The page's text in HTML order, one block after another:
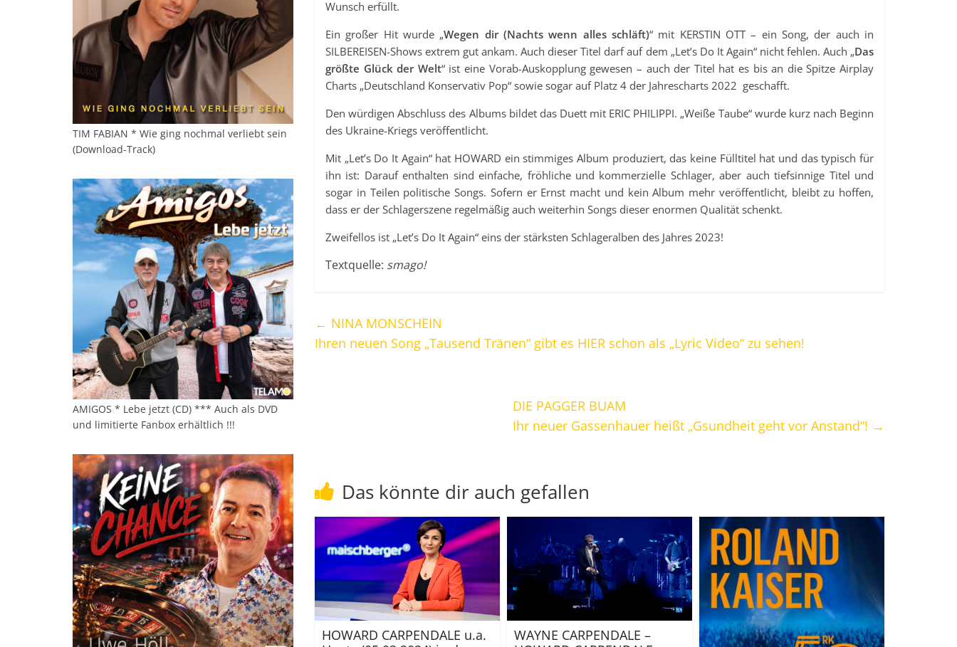
Wunsch erfüllt.
Ein großer Hit wurde „Wegen dir (Nachts wenn alles schläft)“ mit KERSTIN OTT – ein Song, der auch in
SILBEREISEN-Shows extrem gut ankam. Auch dieser Titel darf auf dem „Let’s Do It Again“ nicht fehlen. Auch „Das
größte Glück der Welt“ ist eine Vorab-Auskopplung gewesen – auch der Titel hat es bis an die Spitze Airplay
Charts „Deutschland Konservativ Pop“ sowie sogar auf Platz 4 der Jahrescharts 2022 geschafft.
Den würdigen Abschluss des Albums bildet das Duett mit ERIC PHILIPPI. „Weiße Taube“ wurde kurz nach Beginn
des Ukraine-Kriegs veröffentlicht.
Mit „Let’s Do It Again“ hat HOWARD ein stimmiges Album produziert, das keine Fülltitel hat und das typisch für
ihn ist: Darauf enthalten sind einfache, fröhliche und kommerzielle Schlager, aber auch tiefsinnige Titel und
sogar in Teilen politische Songs. Sofern er Ernst macht und kein Album mehr veröffentlicht, bleibt zu hoffen,
dass er der Schlagerszene regelmäßig auch weiterhin Songs dieser enormen Qualität schenkt.
Zweifellos ist „Let’s Do It Again“ eins der stärksten Schlageralben des Jahres 2023!
Textquelle: smago!
← NINA MONSCHEIN
Ihren neuen Song „Tausend Tränen“ gibt es HIER schon als „Lyric Video“ zu sehen!
DIE PAGGER BUAM
Ihr neuer Gassenhauer heißt „Gsundheit geht vor Anstand“! →
Das könnte dir auch gefallen
HOWARD CARPENDALE u.a.
WAYNE CARPENDALE –
TIM FABIAN * Wie ging nochmal verliebt sein
(Download-Track)
AMIGOS * Lebe jetzt (CD) *** Auch als DVD
und limitierte Fanbox erhältlich !!!